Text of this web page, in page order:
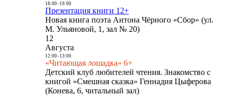
18:00- 19:00
Презентация книги 12+
Новая книга поэта Антона Чёрного «Сбор» (ул.
М. Ульяновой, 1, зал № 20)
12
Августа
12:00- 13:00
«Читающая лошадка» 6+
Детский клуб любителей чтения. Знакомство с
книгой «Смешная сказка» Геннадия Цыферова
(Конева, 6, читальный зал)